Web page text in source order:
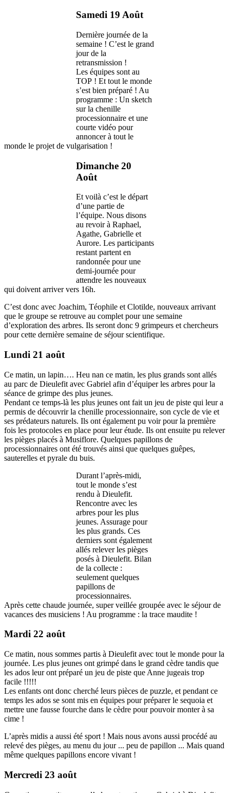
Samedi 19 Août
Dernière journée de la
semaine ! C’est le grand
jour de la
retransmission !
Les équipes sont au
TOP ! Et tout le monde
s’est bien préparé ! Au
programme : Un sketch
sur la chenille
processionnaire et une
courte vidéo pour
annoncer à tout le
monde le projet de vulgarisation !
Dimanche 20
Août
Et voilà c’est le départ
d’une partie de
l’équipe. Nous disons
au revoir à Raphael,
Agathe, Gabrielle et
Aurore. Les participants
restant partent en
randonnée pour une
demi-journée pour
attendre les nouveaux
qui doivent arriver vers 16h.
C’est donc avec Joachim, Téophile et Clotilde, nouveaux arrivant
que le groupe se retrouve au complet pour une semaine
d’exploration des arbres. Ils seront donc 9 grimpeurs et chercheurs
pour cette dernière semaine de séjour scientifique.
Lundi 21 août
Ce matin, un lapin…. Heu nan ce matin, les plus grands sont allés
au parc de Dieulefit avec Gabriel afin d’équiper les arbres pour la
séance de grimpe des plus jeunes.
Pendant ce temps-là les plus jeunes ont fait un jeu de piste qui leur a
permis de découvrir la chenille processionnaire, son cycle de vie et
ses prédateurs naturels. Ils ont également pu voir pour la première
fois les protocoles en place pour leur étude. Ils ont ensuite pu relever
les pièges placés à Musiflore. Quelques papillons de
processionnaires ont été trouvés ainsi que quelques guêpes,
sauterelles et pyrale du buis.
Durant l’après-midi,
tout le monde s’est
rendu à Dieulefit.
Rencontre avec les
arbres pour les plus
jeunes. Assurage pour
les plus grands. Ces
derniers sont également
allés relever les pièges
posés à Dieulefit. Bilan
de la collecte :
seulement quelques
papillons de
processionnaires.
Après cette chaude journée, super veillée groupée avec le séjour de
vacances des musiciens ! Au programme : la trace maudite !
Mardi 22 août
Ce matin, nous sommes partis à Dieulefit avec tout le monde pour la
journée. Les plus jeunes ont grimpé dans le grand cèdre tandis que
les ados leur ont préparé un jeu de piste que Anne jugeais trop
facile !!!!!
Les enfants ont donc cherché leurs pièces de puzzle, et pendant ce
temps les ados se sont mis en équipes pour préparer le sequoia et
mettre une fausse fourche dans le cèdre pour pouvoir monter à sa
cime !
L’après midis a aussi été sport ! Mais nous avons aussi procédé au
relevé des pièges, au menu du jour ... peu de papillon ... Mais quand
même quelques papillons encore vivant !
Mercredi 23 août